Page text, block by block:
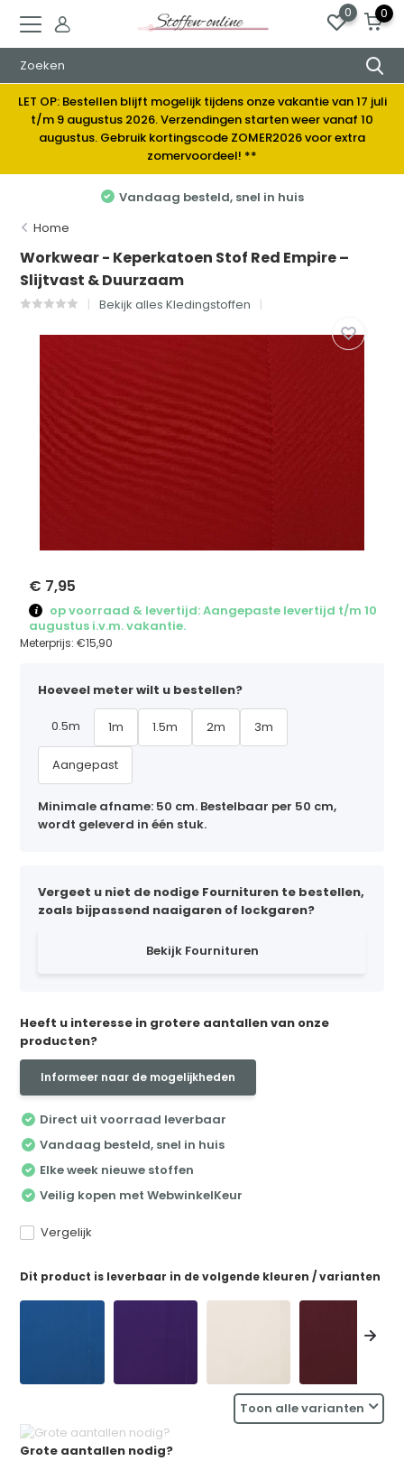
0 0
LET OP: Bestellen blijft mogelijk tijdens onze vakantie van 17 juli
t/m 9 augustus 2026. Verzendingen starten weer vanaf 10
augustus. Gebruik kortingscode ZOMER2026 voor extra
zomervoordeel! **
Elke week nieuwe stoffen
Home
Workwear - Keperkatoen Stof Red Empire –
Slijtvast & Duurzaam
Bekijk alles Kledingstoffen
€ 7,95
op voorraad & levertijd: Aangepaste levertijd t/m 10
augustus i.v.m. vakantie.
Meterprijs:€15,90
Hoeveel meter wilt u bestellen?
0.5m 1m 1.5m 2m 3m
Aangepast
Minimale afname: 50 cm. Bestelbaar per 50 cm,
wordt geleverd in één stuk.
Vergeet u niet de nodige Fournituren te bestellen,
zoals bijpassend naaigaren of lockgaren?
Bekijk Fournituren
Heeft u interesse in grotere aantallen van onze
producten?
Informeer naar de mogelijkheden
Direct uit voorraad leverbaar
Vandaag besteld, snel in huis
Elke week nieuwe stoffen
Veilig kopen met WebwinkelKeur
Vergelijk
Dit product is leverbaar in de volgende kleuren / varianten
Toon alle varianten
Grote aantallen nodig?